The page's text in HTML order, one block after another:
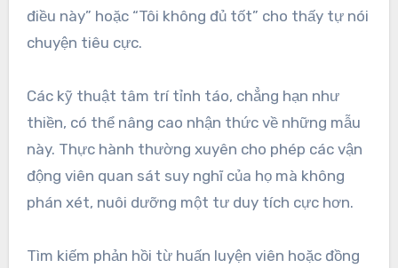
điều này” hoặc “Tôi không đủ tốt” cho thấy tự nói
chuyện tiêu cực.
Các kỹ thuật tâm trí tỉnh táo, chẳng hạn như
thiền, có thể nâng cao nhận thức về những mẫu
này. Thực hành thường xuyên cho phép các vận
động viên quan sát suy nghĩ của họ mà không
phán xét, nuôi dưỡng một tư duy tích cực hơn.
Tìm kiếm phản hồi từ huấn luyện viên hoặc đồng